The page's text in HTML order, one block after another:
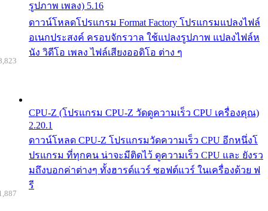
รูปภาพ เพลง) 5.16
ดาวน์โหลดโปรแกรม Format Factory โปรแกรมแปลงไฟล์
อเนกประสงค์ ครอบจักรวาล ใช้แปลงรูปภาพ แปลงไฟล์ห
นัง วิดีโอ เพลง ไฟล์เสียงออดิโอ ต่าง ๆ
CPU-Z (โปรแกรม CPU-Z วัดดูความเร็ว CPU เครื่องคุณ)
2.20.1
ดาวน์โหลด CPU-Z โปรแกรมวัดความเร็ว CPU อีกหนึ่งโ
ปรแกรม ที่ทุกคน น่าจะมีติดไว้ ดูความเร็ว CPU และ ยังรว
มถึงบอกค่าต่างๆ ทั้งฮารด์แวร์ ซอฟต์แวร์ ในเครื่องด้วย ฟ
รี